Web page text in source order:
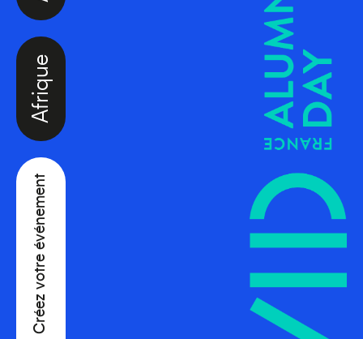
Créez votre événement
Afrique